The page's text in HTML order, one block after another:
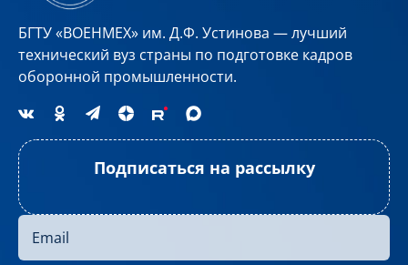
БГТУ «ВОЕНМЕХ» им. Д.Ф. Устинова — лучший
технический вуз страны по подготовке кадров
оборонной промышленности.
Подписаться на рассылку